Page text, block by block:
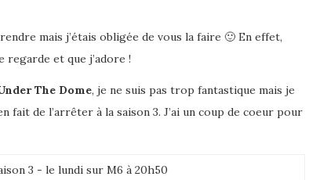
mais j’étais obligée de vous la faire 🙂 En effet,
regarde et que j’adore !
The Dome, je ne suis pas trop fantastique mais je
fait de l’arrêter à la saison 3. J’ai un coup de coeur pour